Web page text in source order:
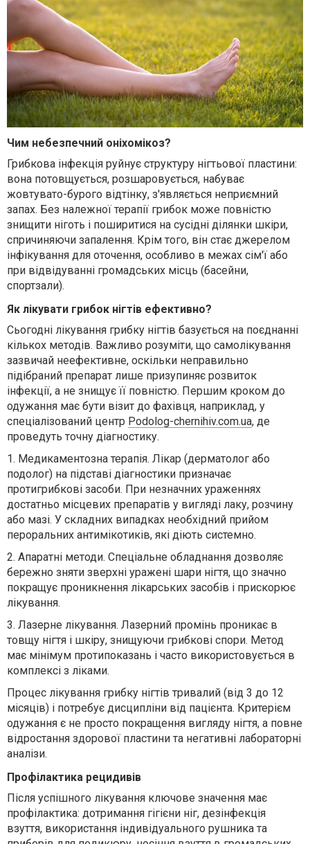
Чим небезпечний оніхомікоз?
Грибкова інфекція руйнує структуру нігтьової пластини:
вона потовщується, розшаровується, набуває
жовтувато-бурого відтінку, з'являється неприємний
запах. Без належної терапії грибок може повністю
знищити ніготь і поширитися на сусідні ділянки шкіри,
спричиняючи запалення. Крім того, він стає джерелом
інфікування для оточення, особливо в межах сім'ї або
при відвідуванні громадських місць (басейни,
спортзали).
Як лікувати грибок нігтів ефективно?
Сьогодні лікування грибку нігтів базується на поєднанні
кількох методів. Важливо розуміти, що самолікування
зазвичай неефективне, оскільки неправильно
підібраний препарат лише призупиняє розвиток
інфекції, а не знищує її повністю. Першим кроком до
одужання має бути візит до фахівця, наприклад, у
спеціалізований центр Podolog-chernihiv.com.ua, де
проведуть точну діагностику.
1. Медикаментозна терапія. Лікар (дерматолог або
подолог) на підставі діагностики призначає
протигрибкові засоби. При незначних ураженнях
достатньо місцевих препаратів у вигляді лаку, розчину
або мазі. У складних випадках необхідний прийом
пероральних антимікотиків, які діють системно.
2. Апаратні методи. Спеціальне обладнання дозволяє
бережно зняти зверхні уражені шари нігтя, що значно
покращує проникнення лікарських засобів і прискорює
лікування.
3. Лазерне лікування. Лазерний промінь проникає в
товщу нігтя і шкіру, знищуючи грибкові спори. Метод
має мінімум протипоказань і часто використовується в
комплексі з ліками.
Процес лікування грибку нігтів тривалий (від 3 до 12
місяців) і потребує дисципліни від пацієнта. Критерієм
одужання є не просто покращення вигляду нігтя, а повне
відростання здорової пластини та негативні лабораторні
аналізи.
Профілактика рецидивів
Після успішного лікування ключове значення має
профілактика: дотримання гігієни ніг, дезінфекція
взуття, використання індивідуального рушника та